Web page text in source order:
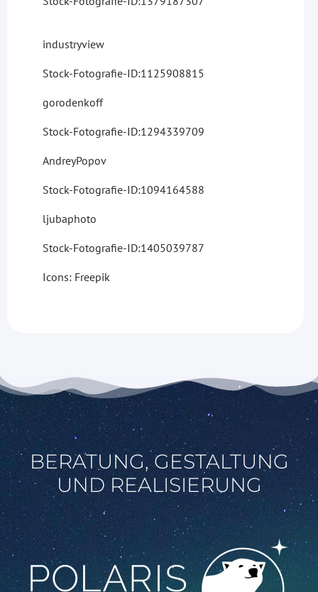
industryview
Stock-Fotografie-ID:1125908815
gorodenkoff
Stock-Fotografie-ID:1294339709
AndreyPopov
Stock-Fotografie-ID:1094164588
ljubaphoto
Stock-Fotografie-ID:1405039787
Icons: Freepik
BERATUNG, GESTALTUNG
UND REALISIERUNG